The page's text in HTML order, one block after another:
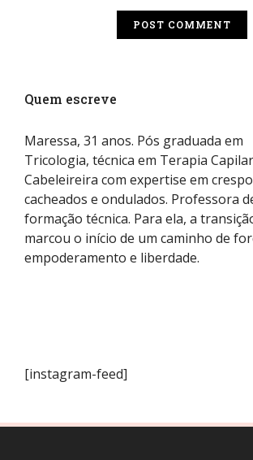
Quem escreve
Maressa, 31 anos. Pós graduada em
Tricologia, técnica em Terapia
Cabeleireira com expertise em
cacheados e ondulados. Professora
formação técnica. Para ela, a
marcou o início de um caminho de
empoderamento e liberdade.
[instagram-feed]